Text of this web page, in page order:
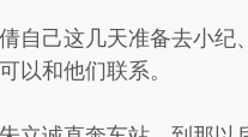
自己这几天准备去小
以和他们联系。